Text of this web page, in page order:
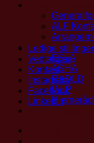
ALF
Partnerskaber
ESLA
ASHA
RADLD
IALP
Ledige stillinger
Vedtægter
Kontakt
Instagram
Facebook
LinkedIn